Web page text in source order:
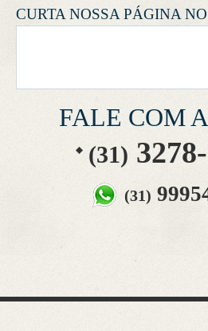
CURTA NOSSA PÁGINA
FALE COM
(31)
(31)